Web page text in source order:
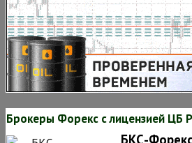
Брокеры Форекс с лицензией ЦБ